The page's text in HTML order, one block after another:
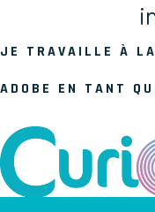
JE TRAVAILLE À
ADOBE EN TANT